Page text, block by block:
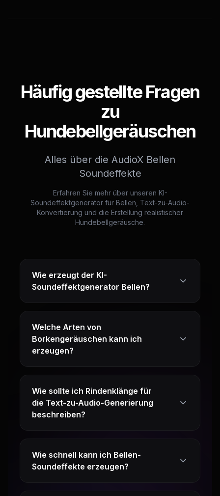
Häufig gestellte Fragen
zu
Hundebellgeräuschen
Alles über die AudioX Bellen
Soundeffekte
Erfahren Sie mehr über unseren KI-
Soundeffektgenerator für Bellen, Text-zu-Audio-
Konvertierung und die Erstellung realistischer
Hundebellgeräusche.
Wie erzeugt der KI-
Soundeffektgenerator Bellen?
Welche Arten von
Borkengeräuschen kann ich
erzeugen?
Wie sollte ich Rindenklänge für
die Text-zu-Audio-Generierung
beschreiben?
Wie schnell kann ich Bellen-
Soundeffekte erzeugen?